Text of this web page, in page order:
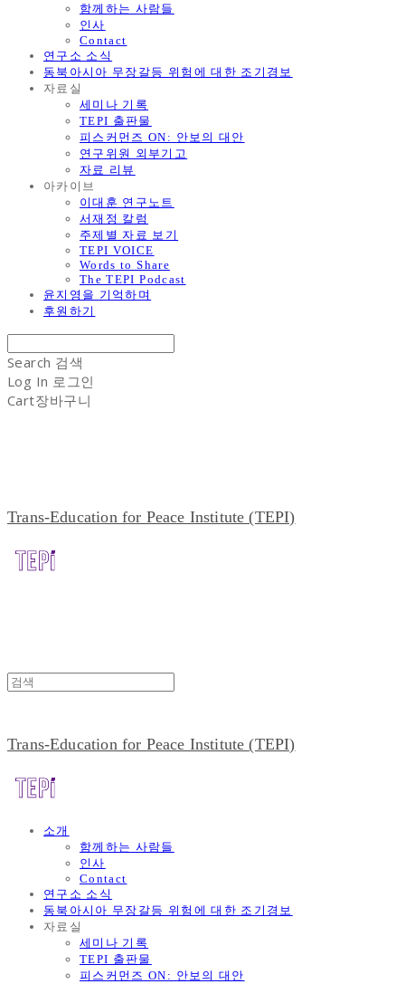
함께하는 사람들
인사
Contact
연구소 소식
동북아시아 무장갈등 위험에 대한 조기경보
자료실
세미나 기록
TEPI 출판물
피스커먼즈 ON: 안보의 대안
연구위원 외부기고
자료 리뷰
아카이브
이대훈 연구노트
서재정 칼럼
주제별 자료 보기
TEPI VOICE
Words to Share
The TEPI Podcast
윤지영을 기억하며
후원하기
Search 검색
Log In 로그인
Cart장바구니
Trans-Education for Peace Institute (TEPI)
Trans-Education for Peace Institute (TEPI)
소개
함께하는 사람들
인사
Contact
연구소 소식
동북아시아 무장갈등 위험에 대한 조기경보
자료실
세미나 기록
TEPI 출판물
피스커먼즈 ON: 안보의 대안